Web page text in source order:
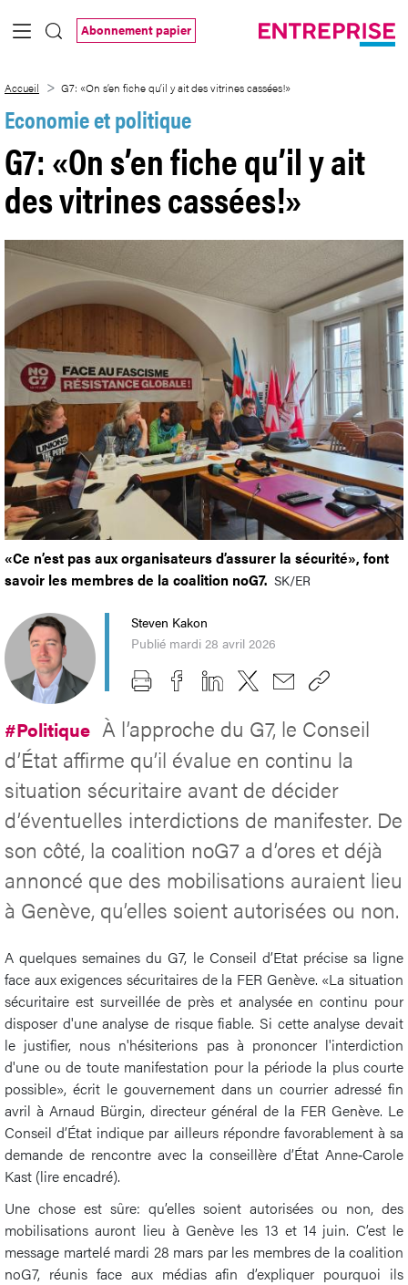
Saut au contenu principal
Abonnement papier
Accueil G7: «On s’en fiche qu’il y ait des vitrines cassées!»
Economie et politique
G7: «On s’en fiche qu’il y ait
des vitrines cassées!»
«Ce n’est pas aux organisateurs d’assurer la sécurité», font
savoir les membres de la coalition noG7. SK/ER
Steven Kakon
Publié mardi 28 avril 2026
#Politique À l’approche du G7, le Conseil
d’État affirme qu’il évalue en continu la
situation sécuritaire avant de décider
d’éventuelles interdictions de manifester. De
son côté, la coalition noG7 a d’ores et déjà
annoncé que des mobilisations auraient lieu
à Genève, qu’elles soient autorisées ou non.
A quelques semaines du G7, le Conseil d’Etat précise sa ligne
face aux exigences sécuritaires de la FER Genève. «La situation
sécuritaire est surveillée de près et analysée en continu pour
disposer d'une analyse de risque fiable. Si cette analyse devait
le justifier, nous n'hésiterions pas à prononcer l'interdiction
d'une ou de toute manifestation pour la période la plus courte
possible», écrit le gouvernement dans un courrier adressé fin
avril à Arnaud Bürgin, directeur général de la FER Genève. Le
Conseil d’État indique par ailleurs répondre favorablement à sa
demande de rencontre avec la conseillère d’État Anne‑Carole
Kast (lire encadré).
Une chose est sûre: qu’elles soient autorisées ou non, des
mobilisations auront lieu à Genève les 13 et 14 juin. C’est le
message martelé mardi 28 mars par les membres de la coalition
noG7, réunis face aux médias afin d’expliquer pourquoi ils